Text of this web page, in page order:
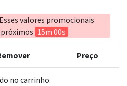
Esses valores promocionais
15m 00s
Preço
no carrinho.